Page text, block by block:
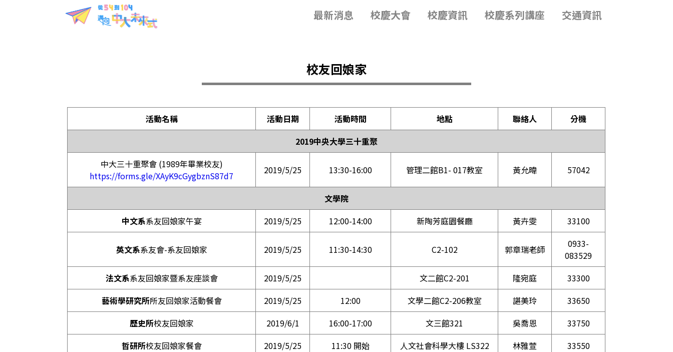
最新消息 校慶大會 校慶資訊 校慶系列講座 交通資訊
校友回娘家
活動名稱 活動日期 活動時間 地點 聯絡人
分機
2019中央大學三十重聚
中大三十重聚會 (1989年畢業校友)
https://forms.gle/XAyK9cGygbznS87d7
2019/5/25 13:30-16:00 管理二館B1- 017教室 黃允暐 57042
文學院
中文系系友回娘家午宴 2019/5/25 12:00-14:00 新陶芳庭園餐廳 黃卉雯 33100
英文系系友會-系友回娘家 2019/5/25 11:30-14:30 C2-102 郭章瑞老師
0933-
083529
法文系系友回娘家暨系友座談會 2019/5/25 文二館C2-201 隆宛庭
33300
藝術學研究所所友回娘家活動餐會 2019/5/25 12:00 文學二館C2-206教室 諶美玲
33650
歷史所校友回娘家 2019/6/1 16:00-17:00 文三館321 吳喬恩
33750
哲研所校友回娘家餐會 2019/5/25 11:30 開始 人文社會科學大樓 LS322 林雅萱
33550